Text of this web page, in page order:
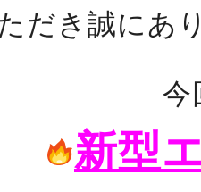
だき誠にあ
今
新型